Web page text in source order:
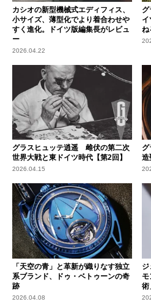
カシオの新型機械式エディフィス、
小サイズ、薄型化でより着合わせや
すく進化。ドイツ版編集長がレビュ
ー
2026.04.22
ね
グラスヒュッテ逍遥 雌伏の第二次
世界大戦と東ドイツ時代【第2回】
2026.04.15
造
「天空の青」と革新が織りなす独立
系ブランド、ドゥ・ベトゥーンの奇
跡
2026.04.08
術